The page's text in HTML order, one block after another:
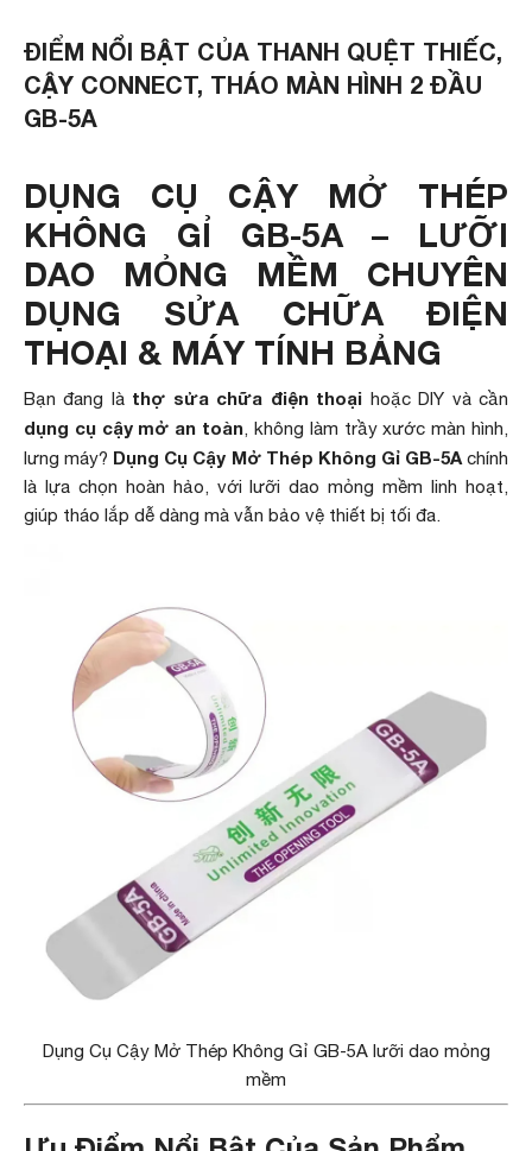
ĐIỂM NỔI BẬT CỦA THANH QUỆT THIẾC,
CẬY CONNECT, THÁO MÀN HÌNH 2 ĐẦU
GB-5A
DỤNG CỤ CẬY MỞ THÉP
KHÔNG GỈ GB-5A – LƯỠI
DAO MỎNG MỀM CHUYÊN
DỤNG SỬA CHỮA ĐIỆN
THOẠI & MÁY TÍNH BẢNG
Bạn đang là thợ sửa chữa điện thoại hoặc DIY và cần
dụng cụ cậy mở an toàn, không làm trầy xước màn hình,
lưng máy? Dụng Cụ Cậy Mở Thép Không Gỉ GB-5Achính
là lựa chọn hoàn hảo, với lưỡi dao mỏng mềm linh hoạt,
giúp tháo lắp dễ dàng mà vẫn bảo vệ thiết bị tối đa.
Dụng Cụ Cậy Mở Thép Không Gỉ GB-5A lưỡi dao mỏng
mềm